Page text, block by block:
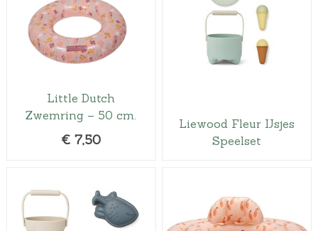
Little Dutch
Zwemring – 50 cm.
€ 7,50
Liewood Fleur IJsjes
Speelset